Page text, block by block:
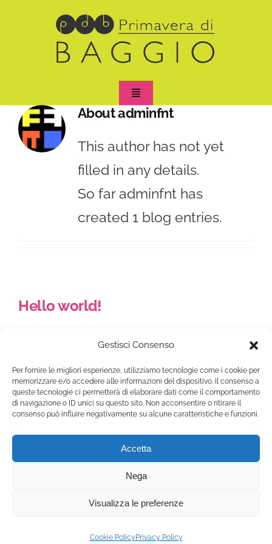
Gestisci Consenso
Per fornire le migliori esperienze, utilizziamo tecnologie come i cookie per
memorizzare e/o accedere alle informazioni del dispositivo. Il consenso a
queste tecnologie ci permetterà di elaborare dati come il comportamento
di navigazione o ID unici su questo sito. Non acconsentire o ritirare il
consenso può influire negativamente su alcune caratteristiche e funzioni.
Accetta
Nega
Visualizza le preferenze
Cookie Policy Privacy Policy
Toggle
Navigation
Stagione
Aboutadminfnt
This author has not yet
filled in any details.
So far adminfnt has
created 1 blog entries.
Hello world!
Welcome to WordPress. This is your
first post. Edit or [...]
© 2025 primaveradibaggio.it | All Rights Reserved |
Associazione Primavera di Baggio – Via Antonio Ceriani 3 Milano